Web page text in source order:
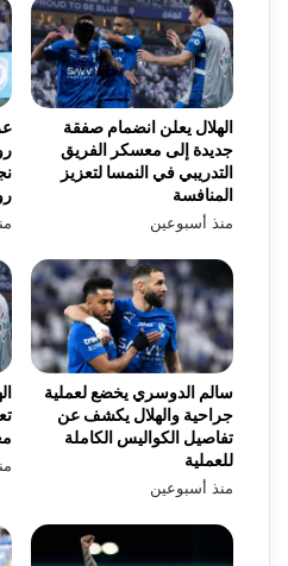
الهلال يعلن انضمام صفقة
جديدة إلى معسكر الفريق
التدريبي في النمسا لتعزيز
المنافسة
منذ أسبوعين
سالم الدوسري يخضع لعملية
جراحية والهلال يكشف عن
تفاصيل الكواليس الكاملة
للعملية
منذ أسبوعين